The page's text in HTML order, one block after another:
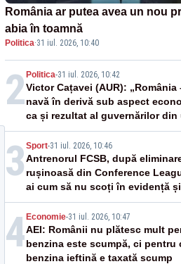
România ar putea avea un nou
abia în toamnă
Politica·31 iul. 2026, 10:40
2 Politica-31 iul. 2026, 10:42
Victor Cațavei (AUR): „România
navă în derivă sub aspect
ca și rezultat al guvernărilor din
36 de ani”
3 Sport-31 iul. 2026, 10:46
Antrenorul FCSB, după
rușinoasă din Conference
ai cum să nu scoți în evidență și
lucrurile bune”
4 Economie-31 iul. 2026, 10:47
AEI: Românii nu plătesc mult
benzina este scumpă, ci pentru
benzina ieftină e taxată scump